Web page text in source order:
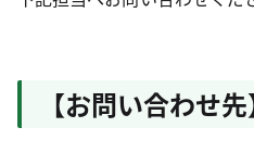
【お問い合わせ先